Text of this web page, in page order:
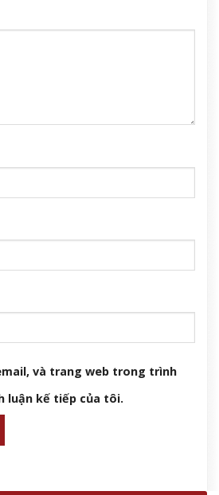
và trang web trong trình
luận kế tiếp của tôi.